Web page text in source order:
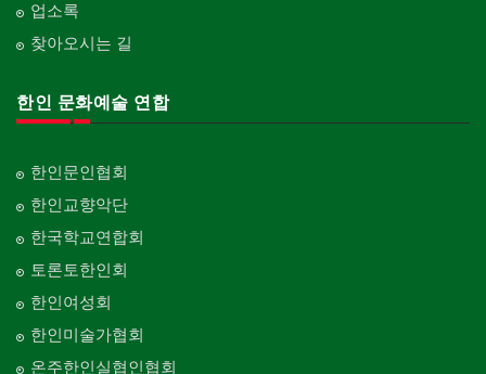
업소록
찾아오시는 길
한인 문화예술 연합
한인문인협회
한인교향악단
한국학교연합회
토론토한인회
한인여성회
한인미술가협회
온주한인실협인협회